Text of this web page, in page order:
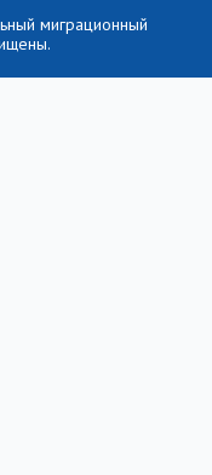
миграционный